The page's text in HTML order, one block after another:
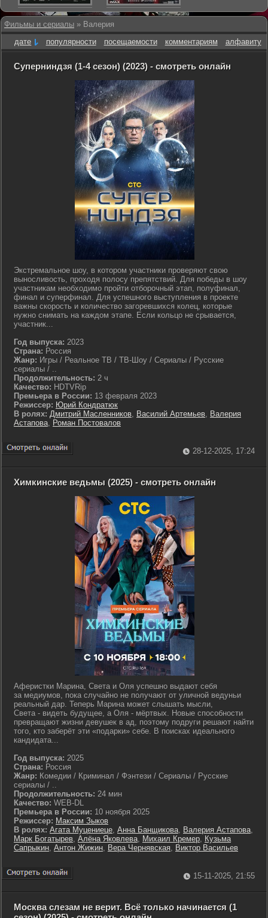
Фильмы и сериалы » Валерия
дате
популярности посещаемости комментариям алфавиту
Суперниндзя (1-4 сезон) (2023) - смотреть онлайн
Экстремальное шоу, в котором участники проверяют свою
выносливость, проходя полосу препятствий. Для победы в шоу
участникам необходимо пройти отборочный этап, полуфинал,
финал и суперфинал. Для успешного выступления в проекте
важны скорость и количество загоревшихся колец, которые
нужно снимать на каждом этапе. Если кольцо не срывается,
участник...
Год выпуска: 2023
Страна: Россия
Жанр: Игры / Реальное ТВ / ТВ-Шоу / Сериалы / Русские
сериалы / ..
Продолжительность: 2 ч
Качество: HDTVRip
Премьера в России: 13 февраля 2023
Режиссер: Юрий Кондратюк
В ролях: Дмитрий Масленников, Василий Артемьев, Валерия
Астапова, Роман Постовалов
28-12-2025, 17:24
Химкинские ведьмы (2025) - смотреть онлайн
Аферистки Марина, Света и Оля успешно выдают себя
за медиумов, пока случайно не получают от уличной ведуньи
реальный дар. Теперь Марина может слышать мысли,
Света - видеть будущее, а Оля - мёртвых. Новые способности
превращают жизни девушек в ад, поэтому подруги решают найти
того, кто заберёт эти «подарки» себе. В поисках идеального
кандидата...
Год выпуска: 2025
Страна: Россия
Жанр: Комедии / Криминал / Фэнтези / Сериалы / Русские
сериалы / ..
Продолжительность: 24 мин
Качество: WEB-DL
Премьера в России: 10 ноября 2025
Режиссер: Максим Зыков
В ролях: Агата Муцениеце, Анна Банщикова, Валерия Астапова,
Марк Богатырев, Алёна Яковлева, Михаил Кремер, Кузьма
Сапрыкин, Антон Жижин, Вера Чернявская, Виктор Васильев
15-11-2025, 21:55
Москва слезам не верит. Всё только начинается (1